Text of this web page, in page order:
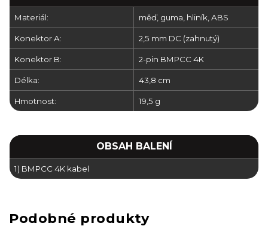
Materiál: měď, guma, hliník, ABS
Konektor A: 2,5 mm DC (zahnutý)
Konektor B: 2-pin BMPCC 4K
Délka: 43,8 cm
Hmotnost: 19,5 g
OBSAH BALENÍ
1) BMPCC 4K kabel